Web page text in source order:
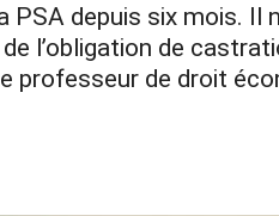
PSA depuis six mois.
de l’obligation de
professeur de droit